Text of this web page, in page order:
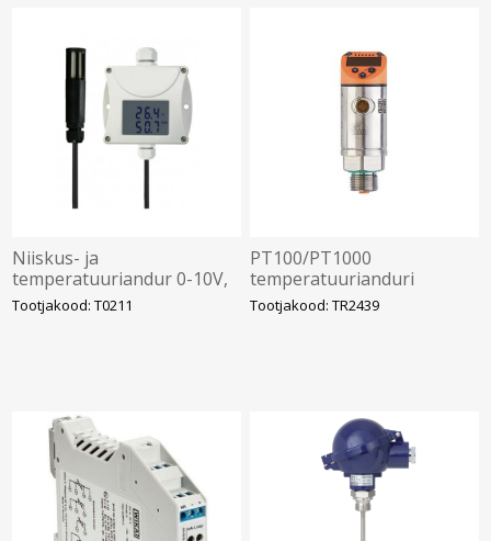
Niiskus- ja
temperatuuriandur 0-10V,
1m kaabel, Sensit
Tootjakood: T0211
PT100/PT1000
temperatuurianduri
hindamisüksus ekraaniga,
-100..600°C, IO-Link, M12 5-
Tootjakood: TR2439